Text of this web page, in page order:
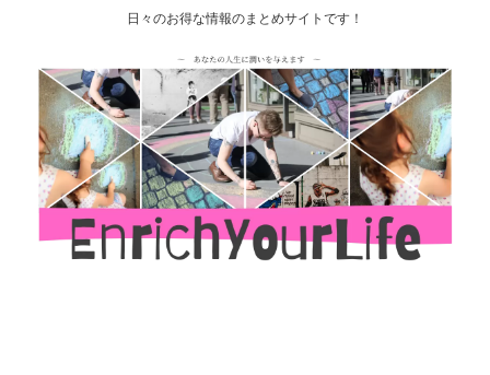
日々のお得な情報のまとめサイトです！